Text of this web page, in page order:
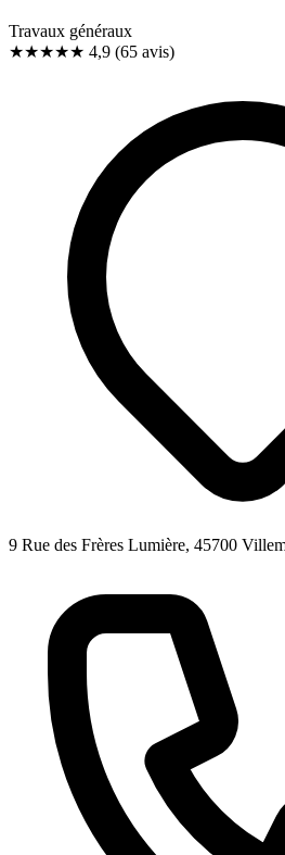
Travaux généraux
★★★★★ 4,9 (65 avis)
9 Rue des Frères Lumière, 45700